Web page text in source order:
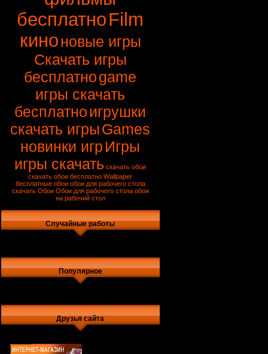
бесплатноFilm
киноновые игры
Скачать игры
бесплатноgame
игры скачать
бесплатноигрушки
скачать игрыGames
новинки игр Игры
игры скачать скачать обои
скачать обои бесплатно Wallpaper
бесплатные обои обои для рабочего стола
скачать Обои Обои для рабочего стола обои
на рабочий стол
Случайные работы
Популярное
Друзья сайта